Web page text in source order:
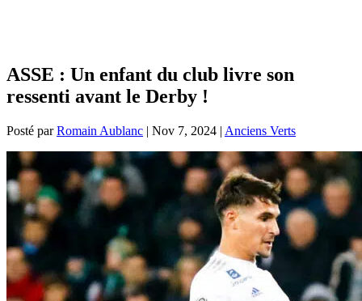
ASSE : Un enfant du club livre son
ressenti avant le Derby !
Posté parRomain Aublanc | Nov 7, 2024 | Anciens Verts